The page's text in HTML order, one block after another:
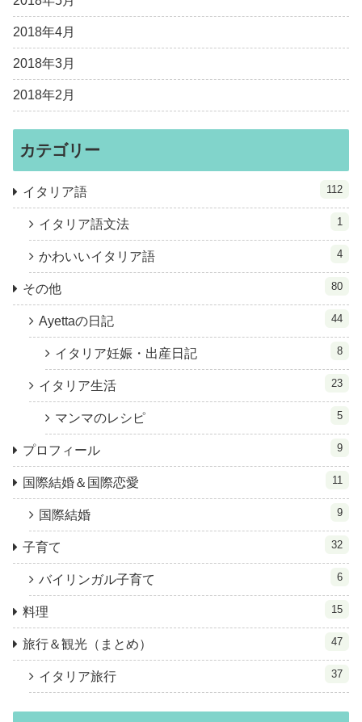
2018年4月
2018年3月
2018年2月
カテゴリー
イタリア語 112
イタリア語文法 1
かわいいイタリア語 4
その他 80
Ayettaの日記 44
イタリア妊娠・出産日記 8
イタリア生活 23
マンマのレシピ 5
プロフィール 9
国際結婚＆国際恋愛 11
国際結婚 9
子育て 32
バイリンガル子育て 6
料理 15
旅行＆観光（まとめ） 47
イタリア旅行 37